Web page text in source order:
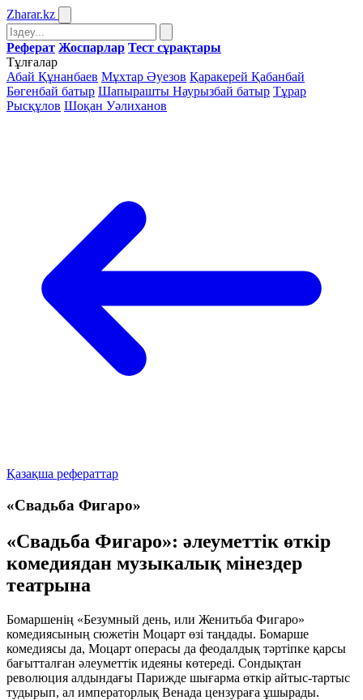
Zharar.kz
Реферат Жоспарлар Тест сұрақтары
Тұлғалар
Абай Құнанбаев Мұхтар Әуезов Қаракерей Қабанбай
Бөгенбай батыр Шапырашты Наурызбай батыр Тұрар
Рысқұлов Шоқан Уәлиханов
Қазақша рефераттар
«Свадьба Фигаро»
«Свадьба Фигаро»: әлеуметтік өткір
комедиядан музыкалық мінездер
театрына
Бомаршенің «Безумный день, или Женитьба Фигаро»
комедиясының сюжетін Моцарт өзі таңдады. Бомарше
комедиясы да, Моцарт операсы да феодалдық тәртіпке қарсы
бағытталған әлеуметтік идеяны көтереді. Сондықтан
революция алдындағы Парижде шығарма өткір айтыс-тартыс
тудырып, ал императорлық Венада цензураға ұшырады.